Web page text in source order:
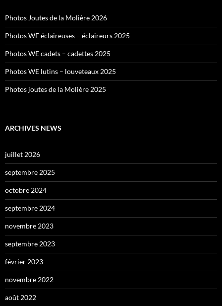
Photos Joutes de la Molière 2026
Photos WE éclaireuses – éclaireurs 2025
Photos WE cadets – cadettes 2025
Photos WE lutins – louveteaux 2025
Photos joutes de la Molière 2025
ARCHIVES NEWS
juillet 2026
septembre 2025
octobre 2024
septembre 2024
novembre 2023
septembre 2023
février 2023
novembre 2022
août 2022